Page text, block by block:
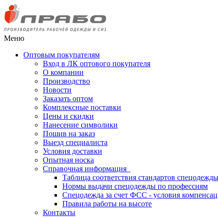
Меню
Оптовым покупателям
Вход в ЛК оптового покупателя
О компании
Производство
Новости
Заказать оптом
Комплексные поставки
Цены и скидки
Нанесение символики
Пошив на заказ
Выезд специалиста
Условия доставки
Опытная носка
Справочная информация
Таблица соответствия стандартов спецодежды
Нормы выдачи спецодежды по профессиям
Спецодежда за счет ФСС - условия
Правила работы на высоте
Контакты